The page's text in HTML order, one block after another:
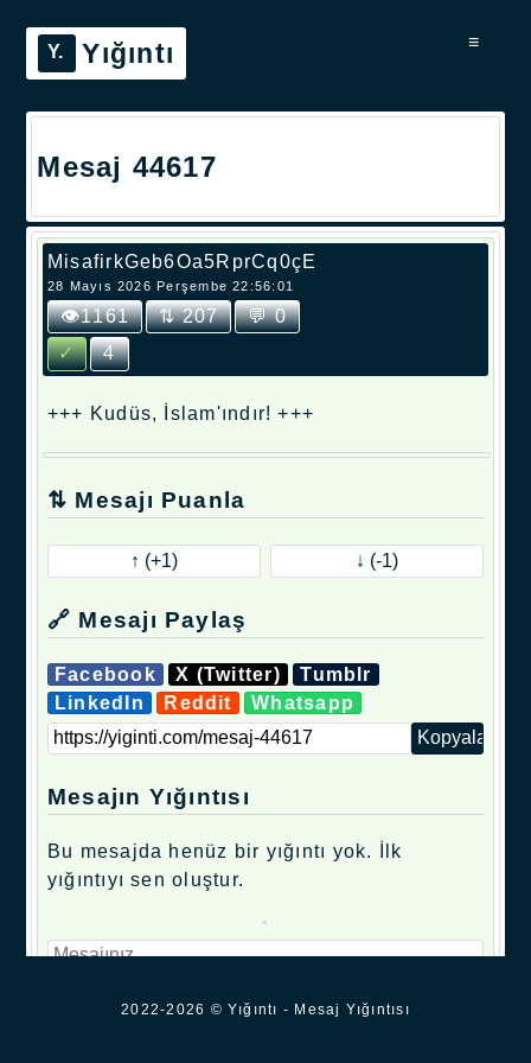
Yığıntı ≡
Mesaj 44617
MisafirkGeb6Oa5RprCq0çE
28 Mayıs 2026 Perşembe 22:56:01
👁1161 ⇅ 207
💬 0
✓
4
+++ Kudüs, İslam'ındır! +++
⇅ Mesajı Puanla
🔗 Mesajı Paylaş
Facebook X (Twitter)
Tumblr
LinkedIn
Reddit Whatsapp
Mesajın Yığıntısı
Bu mesajda henüz bir yığıntı yok. İlk
yığıntıyı sen oluştur.
.
2022-2026 © Yığıntı - Mesaj Yığıntısı